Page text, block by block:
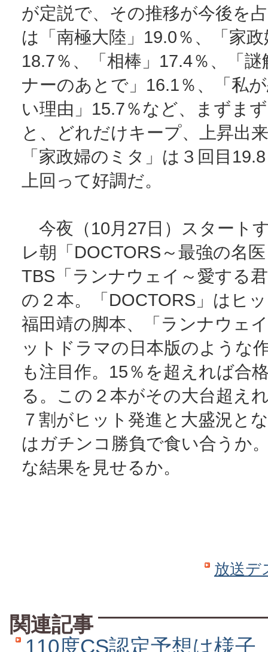
が定説で、その推移が今後を
は「南極大陸」19.0％、「家
18.7％、「相棒」17.4％、「
ナーのあとで」16.1％、「私
い理由」15.7％など、まずま
と、どれだけキープ、上昇出
「家政婦のミタ」は３回目
上回って好調だ。
今夜（10月27日）スタート
レ朝「DOCTORS～最強の名
TBS「ランナウェイ～愛する
の２本。「DOCTORS」はヒ
福田靖の脚本、「ランナウェ
ットドラマの日本版のような
も注目作。15％を超えれば合
る。この２本がその大台超え
７割がヒット発進と大盛況と
はガチンコ勝負で食い合うか
な結果を見せるか。
放送デ
関連記事
110度CS認定予想は様子